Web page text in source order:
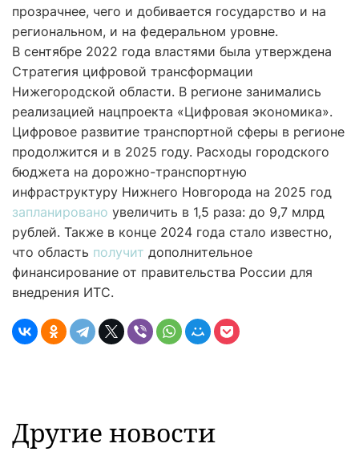
прозрачнее, чего и добивается государство и на
региональном, и на федеральном уровне.
В сентябре 2022 года властями была утверждена
Стратегия цифровой трансформации
Нижегородской области. В регионе занимались
реализацией нацпроекта «Цифровая экономика».
Цифровое развитие транспортной сферы в регионе
продолжится и в 2025 году. Расходы городского
бюджета на дорожно-транспортную
инфраструктуру Нижнего Новгорода на 2025 год
запланировано увеличить в 1,5 раза: до 9,7 млрд
рублей. Также в конце 2024 года стало известно,
что область получит дополнительное
финансирование от правительства России для
внедрения ИТС.
Другие новости